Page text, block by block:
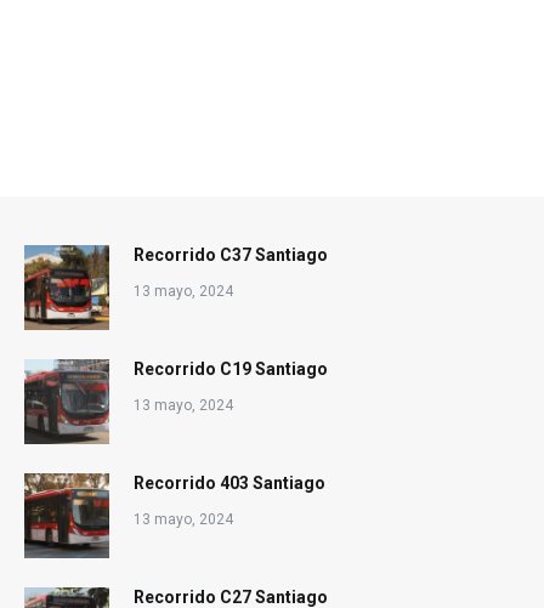
Recorrido C37 Santiago
13 mayo, 2024
Recorrido C19 Santiago
13 mayo, 2024
Recorrido 403 Santiago
13 mayo, 2024
Recorrido C27 Santiago